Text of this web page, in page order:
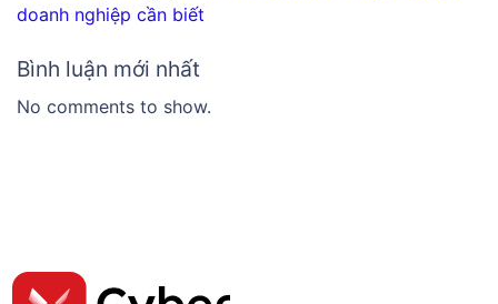
doanh nghiệp cần biết
Bình luận mới nhất
No comments to show.